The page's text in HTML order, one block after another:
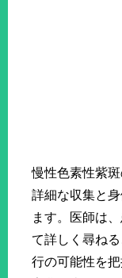
慢性色素性紫
詳細な収集と
ます。医師は
て詳しく尋ね
行の可能性を